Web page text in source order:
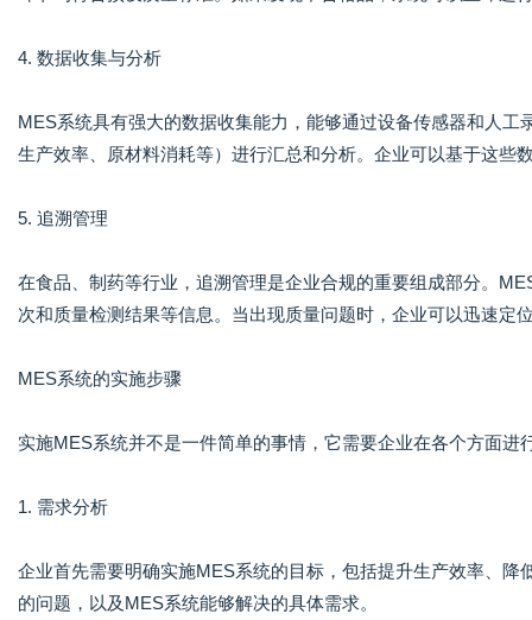
4. 数据收集与分析
MES系统具有强大的数据收集能力，能够通过设备传感器和人
生产效率、原材料消耗等）进行汇总和分析。企业可以基于这些
5. 追溯管理
在食品、制药等行业，追溯管理是企业合规的重要组成部分。
次和质量检测结果等信息。当出现质量问题时，企业可以迅速定
MES系统的实施步骤
实施MES系统并不是一件简单的事情，它需要企业在各个方面
1. 需求分析
企业首先需要明确实施MES系统的目标，包括提升生产效率、
的问题，以及MES系统能够解决的具体需求。